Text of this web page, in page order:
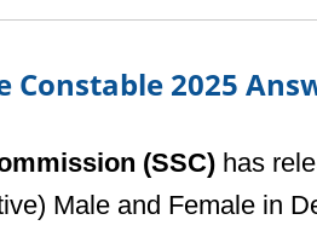
Constable 2025
(SSC) has
Male and Female in